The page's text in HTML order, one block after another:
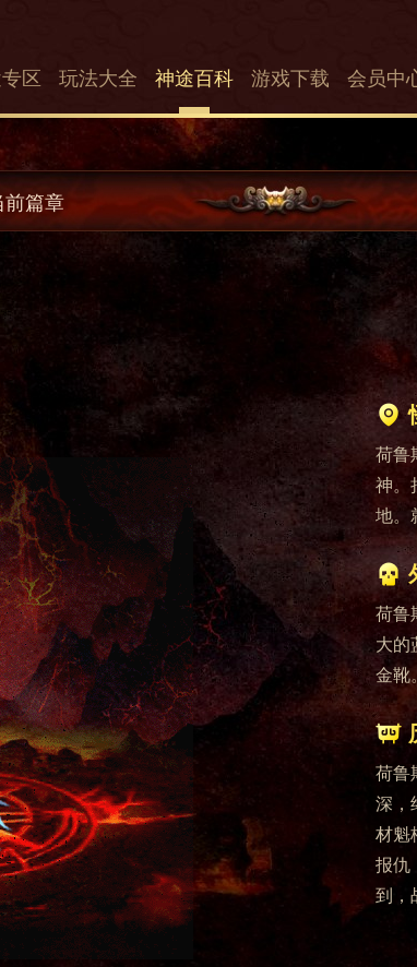
区 玩法大全 神途百科 游戏下载 会员中
前篇章
荷鲁
神。
地。
荷鲁
大的
金靴
荷鲁
深，
材魁
报仇
到，